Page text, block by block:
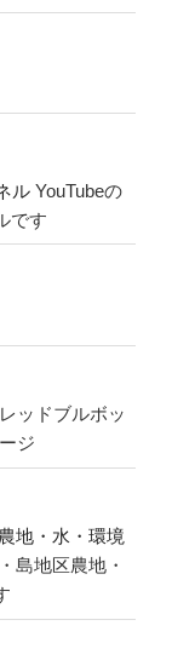
ル YouTubeの
です
レッドブルボッ
ジ
地・水・環境
島地区農地・